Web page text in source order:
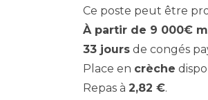
Ce poste peut être
À partir de 9 000€
33 jours de congés
Place en crèche
Repas à 2,82 €.